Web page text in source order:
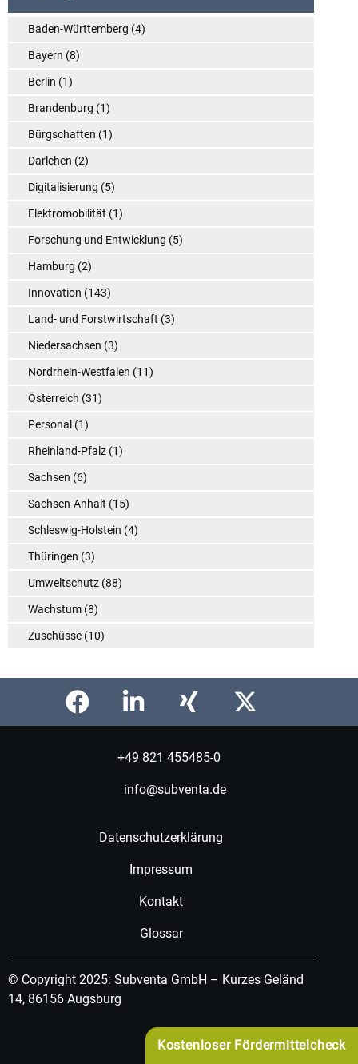
Baden-Württemberg (4)
Bayern (8)
Berlin (1)
Brandenburg (1)
Bürgschaften (1)
Darlehen (2)
Digitalisierung (5)
Elektromobilität (1)
Forschung und Entwicklung (5)
Hamburg (2)
Innovation (143)
Land- und Forstwirtschaft (3)
Niedersachsen (3)
Nordrhein-Westfalen (11)
Österreich (31)
Personal (1)
Rheinland-Pfalz (1)
Sachsen (6)
Sachsen-Anhalt (15)
Schleswig-Holstein (4)
Thüringen (3)
Umweltschutz (88)
Wachstum (8)
Zuschüsse (10)
Kostenloser Fördermittelcheck
+49 821 455485-0
info@subventa.de
Datenschutzerklärung
Impressum
Kontakt
Glossar
© Copyright 2025: Subventa GmbH – Kurzes Geländ
14, 86156 Augsburg